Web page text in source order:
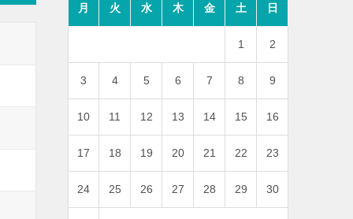
月 火 水 木 金 土 日
1 2
3 4 5 6 7 8 9
10 11 12 13 14 15 16
17 18 19 20 21 22 23
24 25 26 27 28 29 30